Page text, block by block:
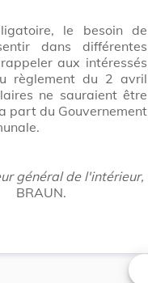
le besoin de
dans différentes
aux intéressés
règlement du 2 avril
ne sauraient être
part du Gouvernement
général de l'intérieur,
BRAUN.